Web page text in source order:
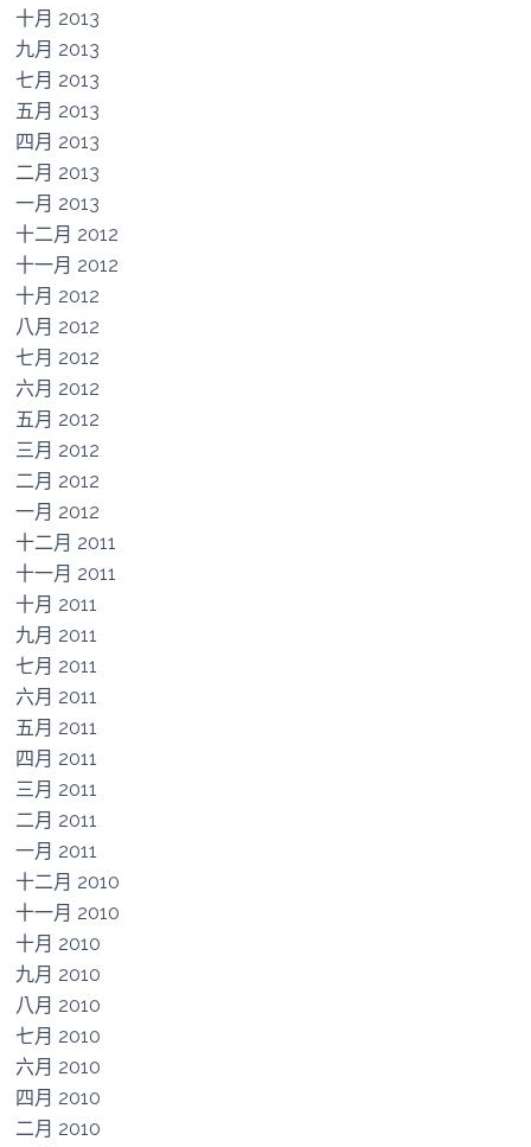
十月 2013
九月 2013
七月 2013
五月 2013
四月 2013
二月 2013
一月 2013
十二月 2012
十一月 2012
十月 2012
八月 2012
七月 2012
六月 2012
五月 2012
三月 2012
二月 2012
一月 2012
十二月 2011
十一月 2011
十月 2011
九月 2011
七月 2011
六月 2011
五月 2011
四月 2011
三月 2011
二月 2011
一月 2011
十二月 2010
十一月 2010
十月 2010
九月 2010
八月 2010
七月 2010
六月 2010
四月 2010
二月 2010